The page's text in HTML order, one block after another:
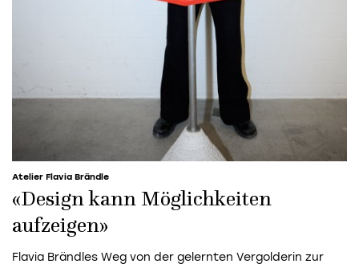
Atelier Flavia Brändle
«Design kann Möglichkeiten
aufzeigen»
Flavia Brändles Weg von der gelernten Vergolderin zur